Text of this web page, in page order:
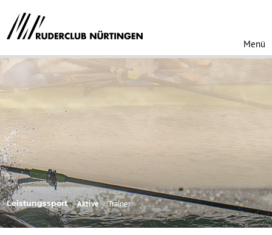
Menü
Leistungssport Aktive Trainer